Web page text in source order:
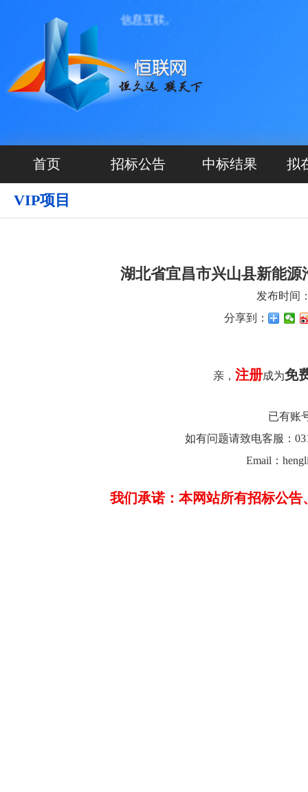
， 做到项目公开、信息互联。
首页 招标公告 中标结果 拟
VIP项目
湖北省宜昌市兴山县新能
发布时间
分享到：
亲， 注册成为免
已有账
如有问题请致电客服：
Email：
我们承诺：本网站所有招标公